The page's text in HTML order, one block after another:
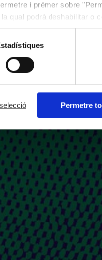
i prémer sobre
la qual podrà deshabilitar o
Permetre